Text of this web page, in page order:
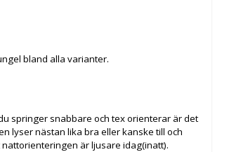
bland alla varianter.
springer snabbare och tex orienterar är det
lyser nästan lika bra eller kanske till och
är ljusare idag(inatt).